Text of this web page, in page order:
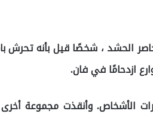
الحشد ، شخصًا قيل بأنه تحرش
ازدحامًا في فان.
الأشخاص. وأنقذت مجموعة